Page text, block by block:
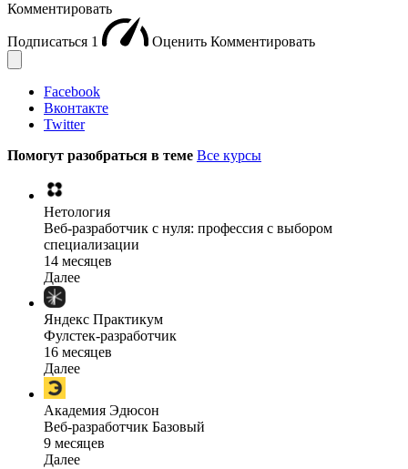
Комментировать
Подписаться 1 Оценить Комментировать
Facebook
Вконтакте
Twitter
Помогут разобраться в теме Все курсы
Нетология
Веб-разработчик с нуля: профессия с выбором
специализации
14 месяцев
Далее
Яндекс Практикум
Фулстек-разработчик
16 месяцев
Далее
Академия Эдюсон
Веб-разработчик Базовый
9 месяцев
Далее